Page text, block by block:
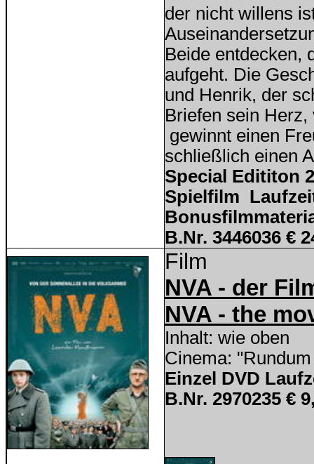
der nicht willens
Beide entdecken,
aufgeht. Die
und Henrik, der
Briefen sein
gewinnt einen
schließlich einen
Special Edititon
Spielfilm
B.Nr. 3446036 €
Film
NVA - der
NVA - the
Inhalt: wie oben
Cinema:
Einzel DVD
B.Nr. 2970235 €